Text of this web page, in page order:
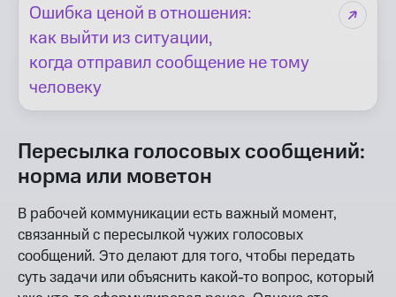
Ошибка ценой в отношения:
как выйти из ситуации,
когда отправил сообщение не тому
человеку
Пересылка голосовых сообщений:
норма или моветон
В рабочей коммуникации есть важный момент,
связанный с пересылкой чужих голосовых
сообщений. Это делают для того, чтобы передать
суть задачи или объяснить какой-то вопрос, который